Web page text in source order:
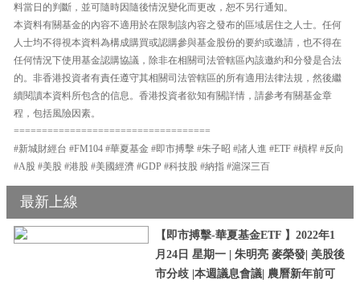
料當日的判斷，並可隨時因隨後情況變化而更改，恕不另行通知。
本資料有關基金的內容不適用於在限制該內容之發布的區域居住之人士。任何
人士均不得視本資料為構成購買或認購參與基金股份的要約或邀請，也不得在
任何情況下使用基金認購協議，除非在相關司法管轄區內該邀約和分發是合法
的。非香港投資者有責任遵守其相關司法管轄區的所有適用法律法規，然後繼
續閱讀本資料所包含的信息。香港投資者欲知有關詳情，請參考有關基金章
程，包括風險因素。
===================================
#新城財經台 #FM104 #華夏基金 #即市搏擊 #朱子昭 #諸人進 #ETF #槓桿 #反向
#A股 #美股 #港股 #美國經濟 #GDP #科技股 #納指 #滬深三百
最新上線
【即市搏擊-華夏基金ETF 】2022年1
月24日 星期一 | 朱明亮 麥榮發| 美股後
市分歧 |本週議息會議| 農曆新年前可